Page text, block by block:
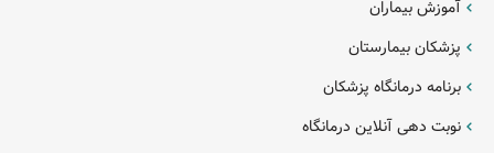
آموزش بیماران
پزشکان بیمارستان
برنامه درمانگاه پزشکان
نوبت دهی آنلاین درمانگاه